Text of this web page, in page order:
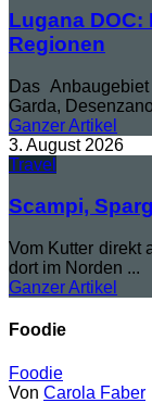
Lugana DOC:
Regionen
Das
Garda,
GanzerArtikel
3. August 2026
Travel
Scampi,
Vom Kutter direkt
dort im Norden ...
GanzerArtikel
Foodie
Foodie
Von Carola Faber